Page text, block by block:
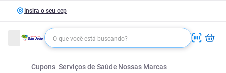
Insira o seu cep
Cupons Serviços de Saúde Nossas Marcas